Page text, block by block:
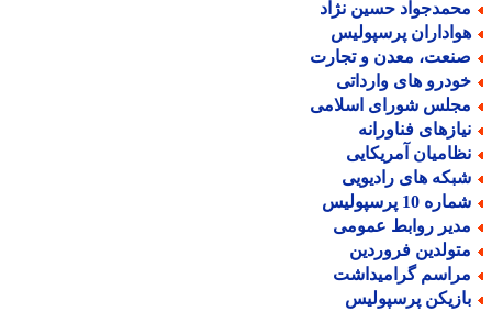
حسین نژاد
پرسپولیس
معدن و تجارت
های وارداتی
شورای اسلامی
فناورانه
آمریکایی
های رادیویی
10 پرسپولیس
روابط عمومی
فروردین
گرامیداشت
پرسپولیس